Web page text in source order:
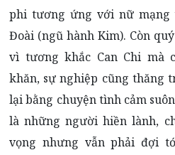
phi tương ứng với nữ mạng
Đoài (ngũ hành Kim). Còn
vì tương khắc Can Chi mà
khăn, sự nghiệp cũng thăng
lại bằng chuyện tình cảm
là những người hiền lành,
vọng nhưng vẫn phải đợi